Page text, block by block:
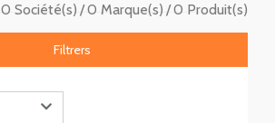
0 Produit(s)
0 Marque(s)
0 Société(s)
Filtrers